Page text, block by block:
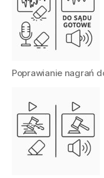
Poprawianie nagrań